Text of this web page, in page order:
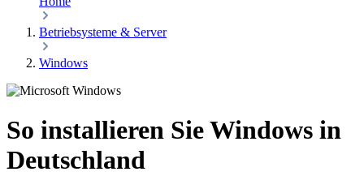
Betriebsysteme & Server
Windows
So installieren Sie Windows in
Deutschland